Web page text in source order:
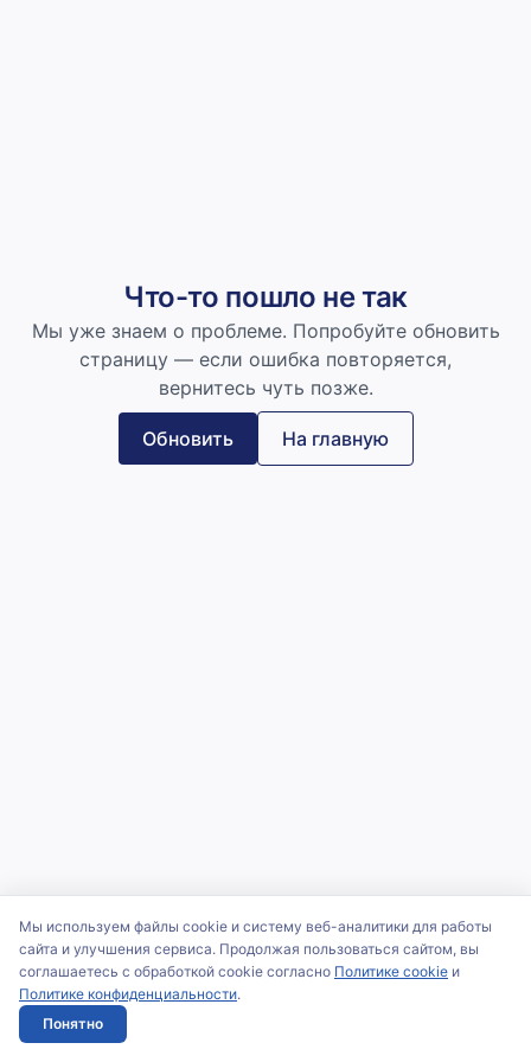
Что-то пошло не так
Мы уже знаем о проблеме. Попробуйте обновить
страницу — если ошибка повторяется,
вернитесь чуть позже.
Обновить На главную
Мы используем файлы cookie и систему веб-аналитики для работы
сайта и улучшения сервиса. Продолжая пользоваться сайтом, вы
соглашаетесь с обработкой cookie согласно Политике cookie и
Политике конфиденциальности.
Понятно